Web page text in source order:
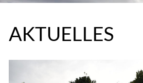
AKTUELLES